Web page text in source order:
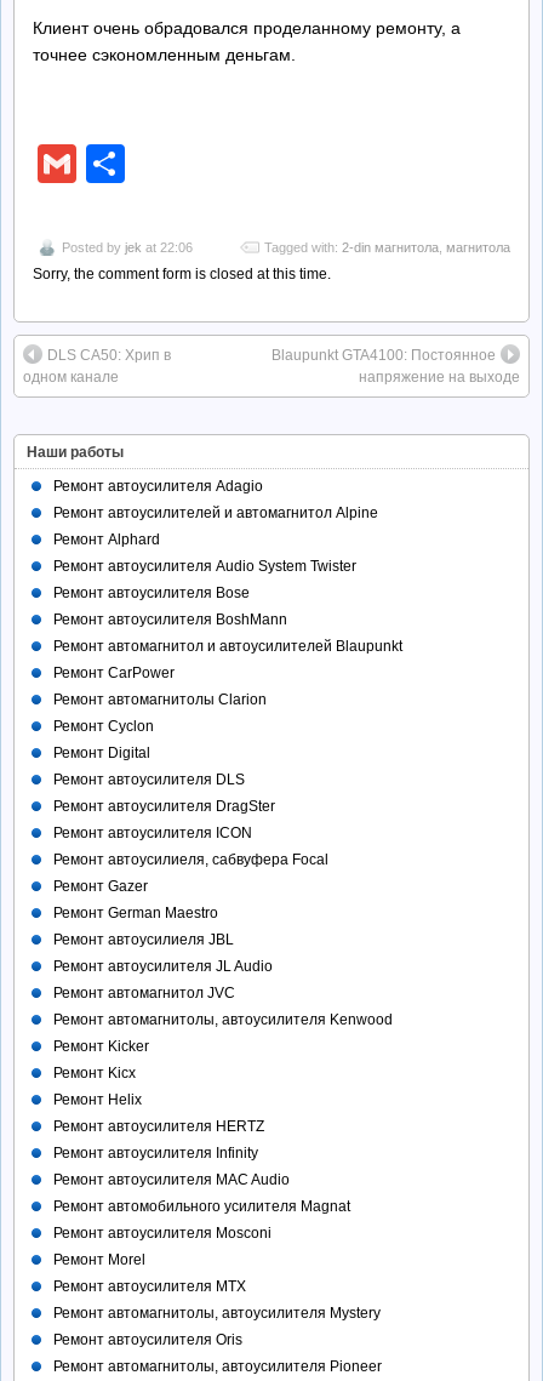
Клиент очень обрадовался проделанному ремонту, а
точнее сэкономленным деньгам.
Gmail
Posted by jek at 22:06 Tagged with: 2-din магнитола магнитола
Sorry, the comment form is closed at this time.
DLS CA50: Хрип в
одном канале
Blaupunkt GTA4100: Постоянное
напряжение на выходе
Наши работы
Ремонт автоусилителя Adagio
Ремонт автоусилителей и автомагнитол Alpine
Ремонт Alphard
Ремонт автоусилителя Audio System Twister
Ремонт автоусилителя Bose
Ремонт автоусилителя BoshMann
Ремонт автомагнитол и автоусилителей Blaupunkt
Ремонт CarPower
Ремонт автомагнитолы Clarion
Ремонт Cyclon
Ремонт Digital
Ремонт автоусилителя DLS
Ремонт автоусилителя DragSter
Ремонт автоусилителя ICON
Ремонт автоусилиеля, сабвуфера Focal
Ремонт Gazer
Ремонт German Maestro
Ремонт автоусилиеля JBL
Ремонт автоусилителя JL Audio
Ремонт автомагнитол JVC
Ремонт автомагнитолы, автоусилителя Kenwood
Ремонт Kicker
Ремонт Kicx
Ремонт Helix
Ремонт автоусилителя HERTZ
Ремонт автоусилителя Infinity
Ремонт автоусилителя MAC Audio
Ремонт автомобильного усилителя Magnat
Ремонт автоусилителя Mosconi
Ремонт Morel
Ремонт автоусилителя MTX
Ремонт автомагнитолы, автоусилителя Mystery
Ремонт автоусилителя Oris
Ремонт автомагнитолы, автоусилителя Pioneer